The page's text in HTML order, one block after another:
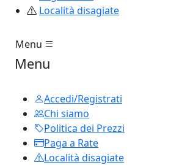
Località disagiate
Menu
Menu
Accedi/Registrati
Chi siamo
Politica dei Prezzi
Paga a Rate
Località disagiate